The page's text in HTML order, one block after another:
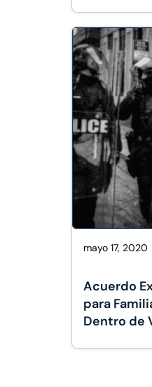
mayo 17, 2020
Acuerdo
para
Dentro de